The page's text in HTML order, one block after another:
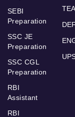
SEBI
Preparation
SSC JE
Preparation
SSC CGL
Preparation
RBI
Assistant
RBI